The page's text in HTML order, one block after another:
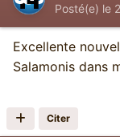
Posté(e) le
Excellente
Salamonis dans
Citer